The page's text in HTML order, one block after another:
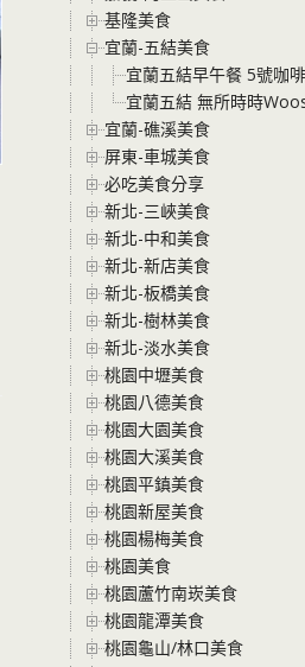
基隆美食
宜蘭-五結美食
宜蘭五結早午餐 5號咖
宜蘭五結 無所時時
宜蘭-礁溪美食
屏東-車城美食
必吃美食分享
新北-三峽美食
新北-中和美食
新北-新店美食
新北-板橋美食
新北-樹林美食
新北-淡水美食
桃園中壢美食
桃園八德美食
桃園大園美食
桃園大溪美食
桃園平鎮美食
桃園新屋美食
桃園楊梅美食
桃園美食
桃園蘆竹南崁美食
桃園龍潭美食
桃園龜山/林口美食